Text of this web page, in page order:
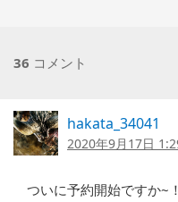
36 コメント
hakata_34041
2020年9月17日
ついに予約開始ですか~